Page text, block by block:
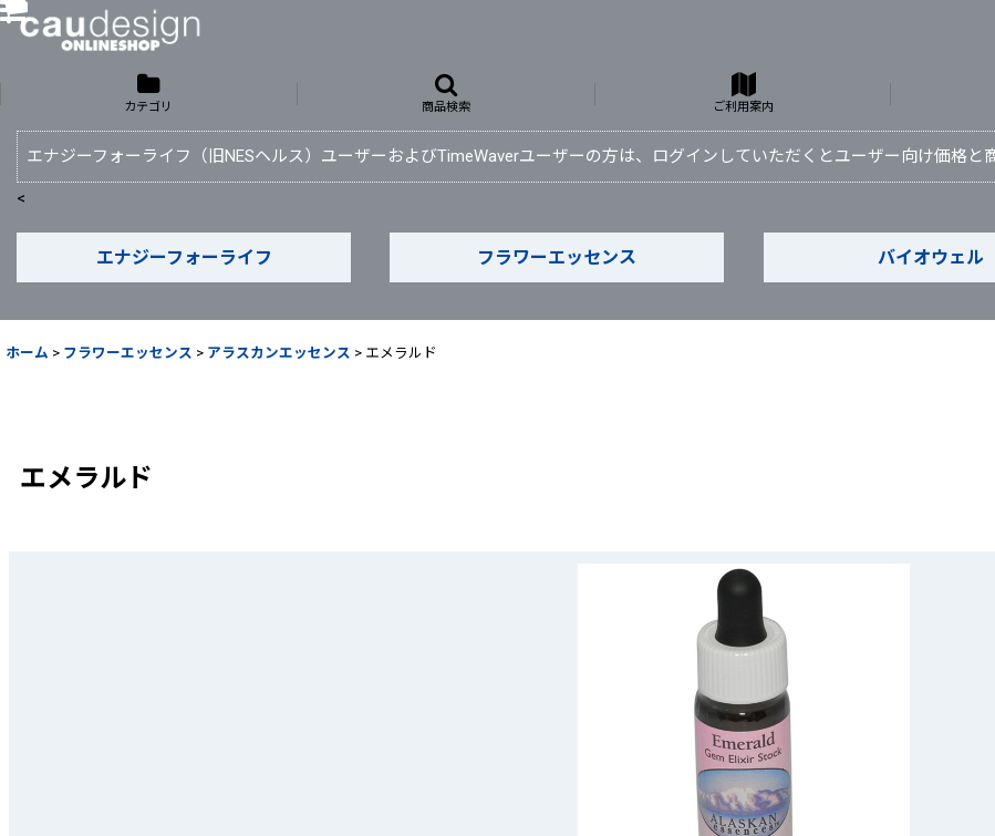
カテゴリ 商品検索 ご利用案内
エナジーフォーライフ（旧NESヘルス）ユーザーおよびTimeWaverユーザーの方は、ログインしていただくとユーザー向け価格と
<
エナジーフォーライフ フラワーエッセンス バイオウェル
ホーム > フラワーエッセンス > アラスカンエッセンス > エメラルド
エメラルド